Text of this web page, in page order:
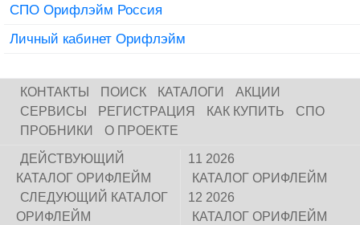
СПО Орифлэйм Россия
Личный кабинет Орифлэйм
КОНТАКТЫ ПОИСК КАТАЛОГИ
АКЦИИ
СЕРВИСЫ
РЕГИСТРАЦИЯ КАК КУПИТЬ
СПО
ПРОБНИКИ
О ПРОЕКТЕ
ДЕЙСТВУЮЩИЙ
КАТАЛОГ ОРИФЛЕЙМ
СЛЕДУЮЩИЙ КАТАЛОГ
ОРИФЛЕЙМ
11 2026
КАТАЛОГ ОРИФЛЕЙМ
12 2026
КАТАЛОГ ОРИФЛЕЙМ